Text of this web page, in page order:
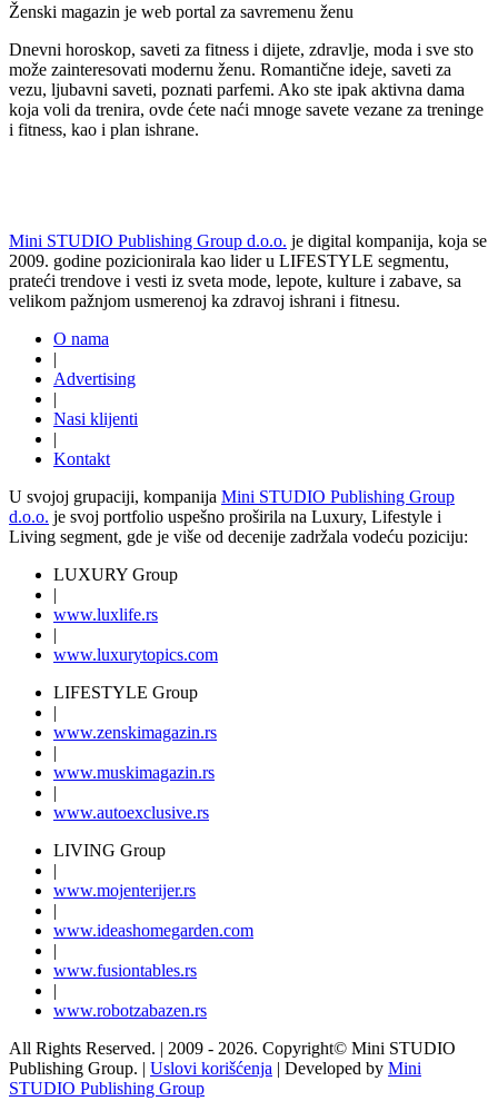
Ženski magazin je web portal za savremenu ženu
Dnevni horoskop, saveti za fitness i dijete, zdravlje, moda i sve sto
može zainteresovati modernu ženu. Romantične ideje, saveti za
vezu, ljubavni saveti, poznati parfemi. Ako ste ipak aktivna dama
koja voli da trenira, ovde ćete naći mnoge savete vezane za treninge
i fitness, kao i plan ishrane.
Mini STUDIO Publishing Group d.o.o. je digital kompanija, koja se
2009. godine pozicionirala kao lider u LIFESTYLE segmentu,
prateći trendove i vesti iz sveta mode, lepote, kulture i zabave, sa
velikom pažnjom usmerenoj ka zdravoj ishrani i fitnesu.
O nama
|
Advertising
|
Nasi klijenti
|
Kontakt
U svojoj grupaciji, kompanija Mini STUDIO Publishing Group
d.o.o. je svoj portfolio uspešno proširila na Luxury, Lifestyle i
Living segment, gde je više od decenije zadržala vodeću poziciju:
LUXURY Group
|
www.luxlife.rs
|
www.luxurytopics.com
LIFESTYLE Group
|
www.zenskimagazin.rs
|
www.muskimagazin.rs
|
www.autoexclusive.rs
LIVING Group
|
www.mojenterijer.rs
|
www.ideashomegarden.com
|
www.fusiontables.rs
|
www.robotzabazen.rs
All Rights Reserved. | 2009 - 2026. Copyright© Mini STUDIO
Publishing Group. | Uslovi korišćenja | Developed by Mini
STUDIO Publishing Group